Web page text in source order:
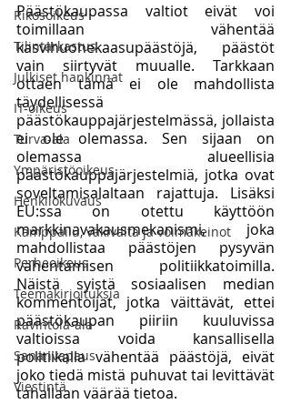
Rikosoikeus
Tilintarkastus
Julkiset hankinnat
IT-oikeus
Turva-ala
Ympäristöoikeus
Henkilökuvaus
Kamppailu, väkivalta ja voimakeinot
Perheoikeus
Teemakirjoituksia
Ravintola-ala
Sananvapaus
Viestintä
Päästökaupassa valtiot eivät voi
toimillaan vähentää
kasvihuonekaasupäästöjä, päästöt
vain siirtyvät muualle. Tarkkaan
ottaen tämä ei ole mahdollista
täydellisessä
päästökauppajärjestelmässä, jollaista
ei ole olemassa. Sen sijaan on
olemassa alueellisia
päästökauppajärjestelmiä, jotka ovat
soveltamisalaltaan rajattuja. Lisäksi
EU:ssa on otettu käyttöön
markkinavakausmekanismi, joka
mahdollistaa päästöjen pysyvän
vähentämisen politiikkatoimilla.
Näistä syistä sosiaalisen median
kommentoijat, jotka väittävät, ettei
päästökaupan piiriin kuuluvissa
valtioissa voida kansallisella
politiikalla vähentää päästöjä, eivät
joko tiedä mistä puhuvat tai levittävät
tahallaan väärää tietoa.